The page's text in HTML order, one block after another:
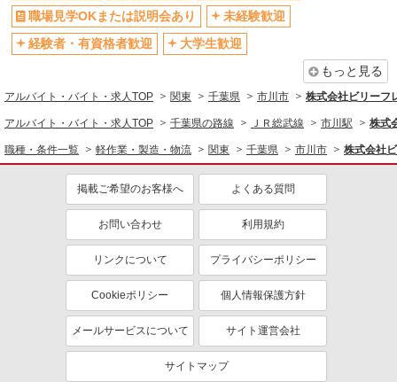
派遣社員
ランスタッド株式会社 船橋支店（船橋事業所）/FFBS112721
仕分け・ピッキング・梱包
時給1400円 ※交通費実費支給／当社規定あ
り。
千葉県市川市高谷 【送迎あり】西船橋駅より
くらく◎
キープ 詳細を見る
SGフィルダー株式会社/A57420-001
フォークリフト
時給1630円 ※22:00〜翌5:00の間は深夜手当込
みで時給2038円になります。
≪高谷M≫ 千葉県市川市高谷新町
キープ 詳細を見る
ネイルOK
ピアスOK
禁煙・分煙
バイク通勤OK
自転車通勤OK
残業少なめ（月20h未満）
軽作業・製造・物流
梱包・仕分け・ピッキング
フォークリフト
同じ特徴から求人を探す
大学生歓迎
ミドル（40代～）活躍中
交通費支給
社会保険あり
職場見学OKまたは説明会あり
未経験歓迎
経験者・有資格者歓迎
大学生歓迎
もっと見る
アルバイト・バイト・求人TOP 関東 千葉県 市川市 株式会社ビリーフ
アルバイト・バイト・求人TOP 千葉県の路線 ＪＲ総武線 市川駅 株式
職種・条件一覧 軽作業・製造・物流 関東 千葉県 市川市 株式会社
掲載ご希望のお客様へ よくある質問
お問い合わせ 利用規約
リンクについて プライバシーポリシー
Cookieポリシー 個人情報保護方針
メールサービスについて サイト運営会社
サイトマップ